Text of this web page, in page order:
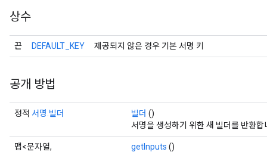
상수
끈 DEFAULT_KEY 제공되지 않은 경우 기본 서명 키
공개 방법
정적 서명.빌더 빌더 ()
서명을 생성하기 위한 새 빌더를 반환합
맵<문자열,
getInputs ()